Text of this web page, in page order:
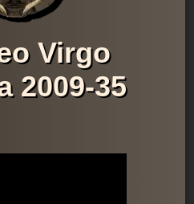
Virgo
2009-35